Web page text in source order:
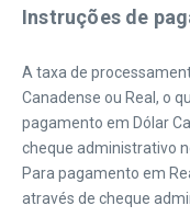
Instruções de
A taxa de
Canadense ou Real, o
pagamento em Dólar
cheque administrativo
Para pagamento em
através de cheque